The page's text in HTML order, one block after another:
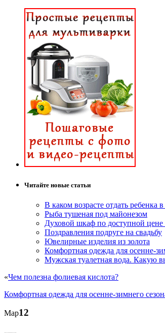
Читайте новые статьи
В каком возрасте отдать ребенка
Рыба тушеная под майонезом
Духовой шкаф по доступной цене
Поздравления подруге на свадьбу
Ювелирные изделия из золота
Комфортная одежда для осенне-
Мужская туалетная вода. Какую
«Чем полезна фолиевая кислота?
Комфортная одежда для осенне-зимнего
Мар12